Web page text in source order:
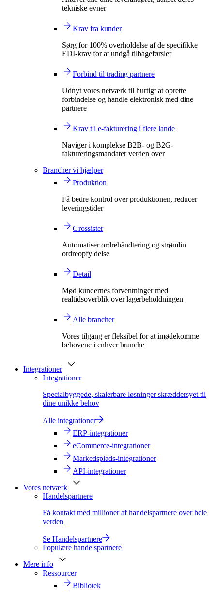
tekniske evner
Krav fra kunder
Sørg for 100% overholdelse af de specifikke
EDI-krav for at undgå tilbageførsler
Forbind til trading partnere
Udnyt vores netværk til hurtigt at oprette
forbindelse og handle elektronisk med dine
partnere
Krav til e-fakturering i flere lande
Naviger i komplekse B2B- og B2G-
faktureringsmandater verden over
Brancher vi hjælper
Produktion
Få bedre kontrol over produktionen, reducer
leveringstider
Grossister
Automatiser ordrehåndtering og strømlin
ordreopfyldelse
Detail
Mød kundernes forventninger med
realtidsoverblik over lagerbeholdningen
Alle brancher
Vores tilgang er fleksibel for at imødekomme
behovene i enhver branche
Integrationer
Integrationer
Specialbyggede, skalerbare løsninger skræddersyet til
dine unikke behov
Alle integrationer
ERP-integrationer
eCommerce-integrationer
Markedsplads-integrationer
API-integrationer
Vores netværk
Handelspartnere
Få kontakt med millioner af handelspartnere over hele
verden
Se Handelspartnere
Populære handelspartnere
Mere info
Ressourcer
Bibliotek